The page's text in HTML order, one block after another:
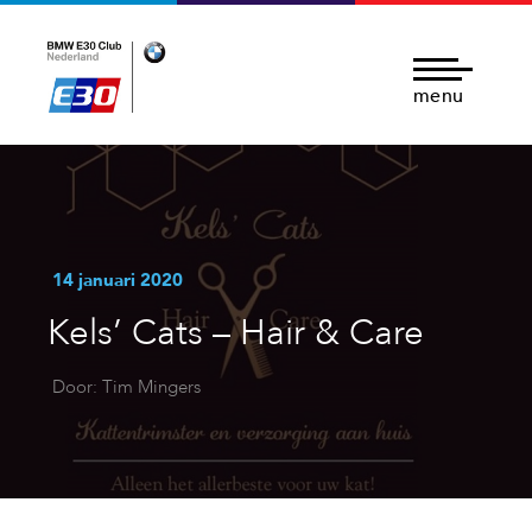
menu
14 januari 2020
Kels’ Cats – Hair & Care
Door: Tim Mingers